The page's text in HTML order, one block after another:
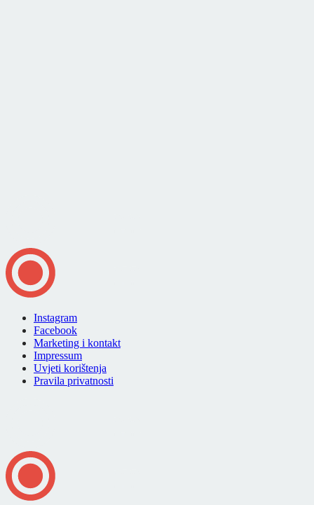
Instagram
Facebook
Marketing i kontakt
Impressum
Uvjeti korištenja
Pravila privatnosti